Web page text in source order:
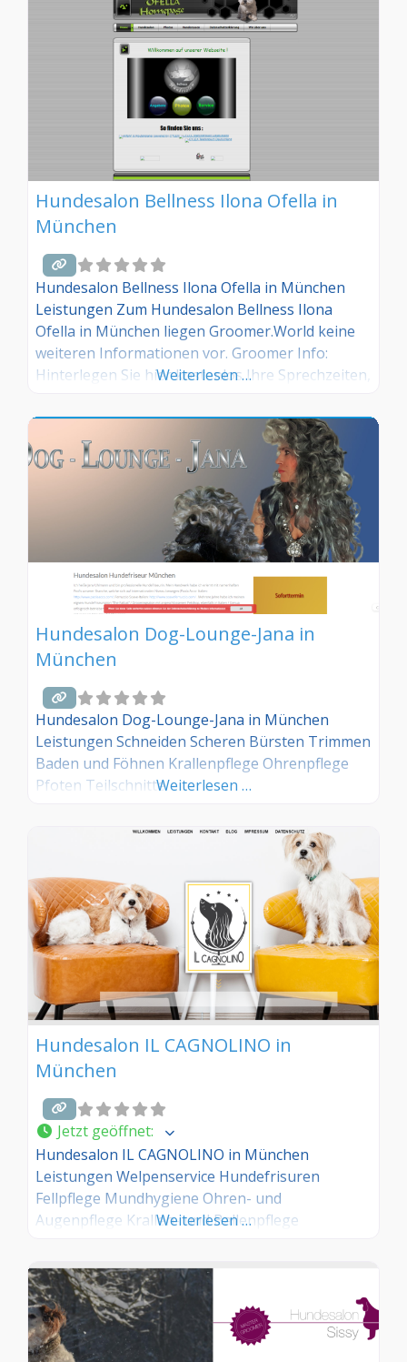
Hundesalon Bellness Ilona Ofella in
München
Hundesalon Bellness Ilona Ofella in München
Leistungen Zum Hundesalon Bellness Ilona
Ofella in München liegen Groomer.World keine
weiteren Informationen vor. Groomer Info:
Hinterlegen Sie hier kostenlos Ihre Sprechzeiten,
anmelden! Sind Sie Kunde dieses Hundesalons?
Dann teilen Sie Ihre Erfahrungen über die
Kommentarfunktion unten mit anderen
Weiterlesen …
Hundesalon Dog-Lounge-Jana in
München
Hundesalon Dog-Lounge-Jana in München
Leistungen Schneiden Scheren Bürsten Trimmen
Baden und Föhnen Krallenpflege Ohrenpflege
Pfoten TeilschnitteWeiterlesen …
Hundesalon IL CAGNOLINO in
München
Jetzt geöffnet:
Hundesalon IL CAGNOLINO in München
Leistungen Welpenservice Hundefrisuren
Fellpflege Mundhygiene Ohren- und
Augenpflege Krallen- und Ballenpflege
Weiterlesen …